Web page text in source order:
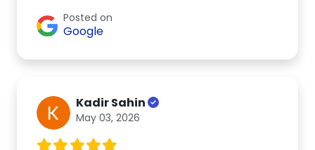
Posted on
Google
Kadir Sahin
May 03, 2026